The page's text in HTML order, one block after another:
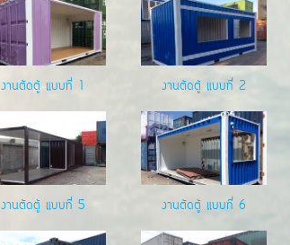
งานตัดตู้ แบบที่ 1 งานตัดตู้ แบบที่ 2
งานตัดตู้ แบบที่ 5 งานตัดตู้ แบบที่ 6